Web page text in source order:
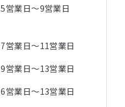
5営業日～9営業日
7営業日～11営業日
9営業日～13営業日
6営業日～13営業日